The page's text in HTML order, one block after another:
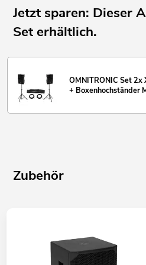
Jetzt sparen: Dieser
Set erhältlich.
OMNITRONIC Set 2x
+ Boxenhochständer
Zubehör